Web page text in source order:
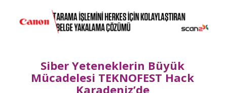
Siber Yeteneklerin Büyük
Mücadelesi TEKNOFEST Hack
Karadeniz’de